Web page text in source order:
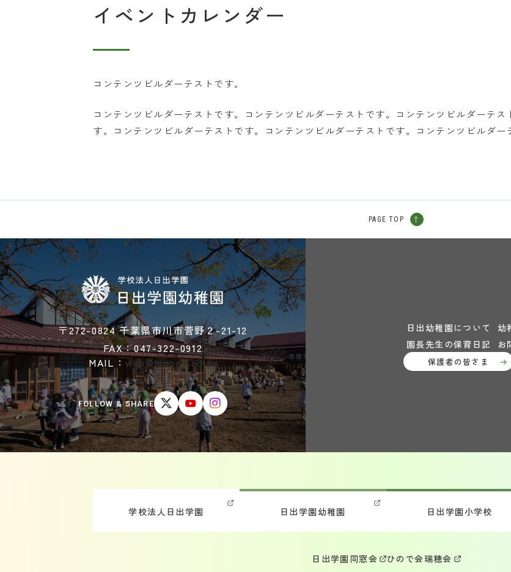
イベントカレンダー
コンテンツビルダーテストです。
コンテンツビルダーテストです。コンテンツビルダーテストです。コンテンツビルダーテ
す。コンテンツビルダーテストです。コンテンツビルダーテストです。コンテンツビルダー
PAGE TOP
〒272-0824 千葉県市川市菅野２-21-12
FAX：047-322-0912
MAIL：web@hinode.ed.jp
FOLLOW & SHARE
日出幼稚園について 幼
園長先生の保育日記
お
保護者の皆さま
学校法人日出学園 日出学園幼稚園 日出学園小学校
日出学園同窓会 ひので会瑞穂会